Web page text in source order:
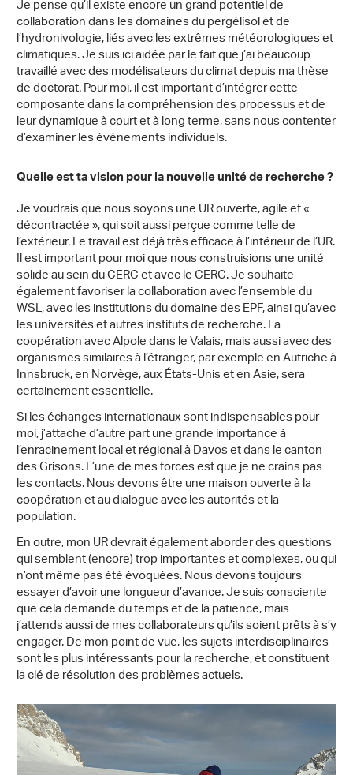
Je pense qu’il existe encore un grand potentiel de
collaboration dans les domaines du pergélisol et de
l’hydronivologie, liés avec les extrêmes météorologiques et
climatiques. Je suis ici aidée par le fait que j’ai beaucoup
travaillé avec des modélisateurs du climat depuis ma thèse
de doctorat. Pour moi, il est important d’intégrer cette
composante dans la compréhension des processus et de
leur dynamique à court et à long terme, sans nous contenter
d’examiner les événements individuels.
Quelle est ta vision pour la nouvelle unité de recherche ?
Je voudrais que nous soyons une UR ouverte, agile et «
décontractée », qui soit aussi perçue comme telle de
l’extérieur. Le travail est déjà très efficace à l’intérieur de l’UR.
Il est important pour moi que nous construisions une unité
solide au sein du CERC et avec le CERC. Je souhaite
également favoriser la collaboration avec l’ensemble du
WSL, avec les institutions du domaine des EPF, ainsi qu’avec
les universités et autres instituts de recherche. La
coopération avec Alpole dans le Valais, mais aussi avec des
organismes similaires à l’étranger, par exemple en Autriche à
Innsbruck, en Norvège, aux États-Unis et en Asie, sera
certainement essentielle.
Si les échanges internationaux sont indispensables pour
moi, j’attache d’autre part une grande importance à
l’enracinement local et régional à Davos et dans le canton
des Grisons. L’une de mes forces est que je ne crains pas
les contacts. Nous devons être une maison ouverte à la
coopération et au dialogue avec les autorités et la
population.
En outre, mon UR devrait également aborder des questions
qui semblent (encore) trop importantes et complexes, ou qui
n’ont même pas été évoquées. Nous devons toujours
essayer d’avoir une longueur d’avance. Je suis consciente
que cela demande du temps et de la patience, mais
j’attends aussi de mes collaborateurs qu’ils soient prêts à s’y
engager. De mon point de vue, les sujets interdisciplinaires
sont les plus intéressants pour la recherche, et constituent
la clé de résolution des problèmes actuels.